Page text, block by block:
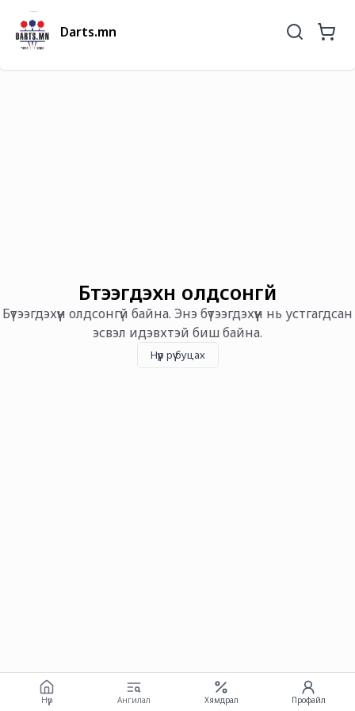
Darts.mn
Бүтээгдэхүүн олдсонгүй
Бүтээгдэхүүн олдсонгүй байна. Энэ бүтээгдэхүүн нь устгагдсан
эсвэл идэвхтэй биш байна.
Нүүр рүү буцах
Нүүр Ангилал Хямдрал Профайл